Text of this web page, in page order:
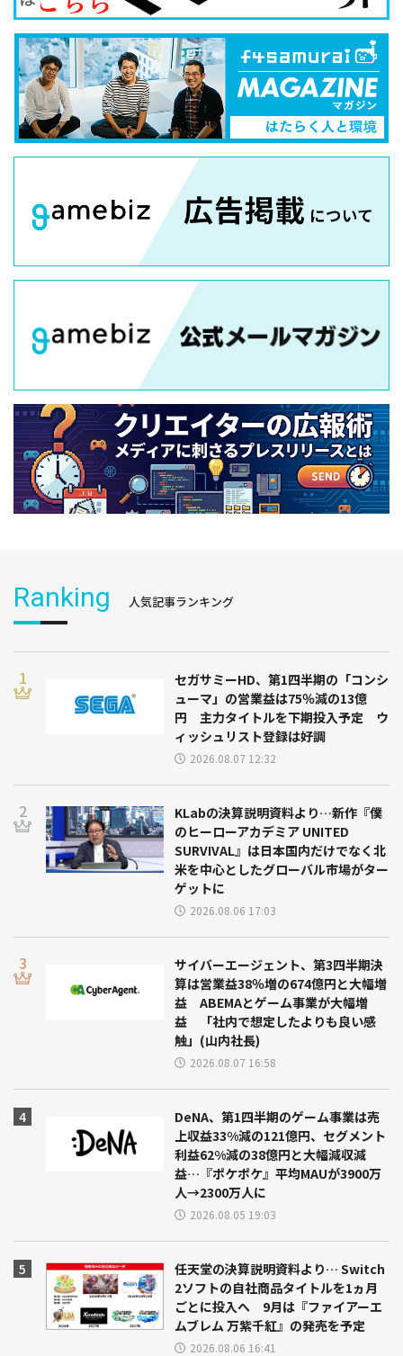
Ranking 人気記事ランキング
セガサミーHD、第1四半期の「コンシ
ューマ」の営業益は75％減の13億
円 主力タイトルを下期投入予定 ウ
ィッシュリスト登録は好調
2026.08.07 12:32
KLabの決算説明資料より…新作『僕
のヒーローアカデミア UNITED
SURVIVAL』は日本国内だけでなく北
米を中心としたグローバル市場がター
ゲットに
2026.08.06 17:03
サイバーエージェント、第3四半期決
算は営業益38％増の674億円と大幅増
益 ABEMAとゲーム事業が大幅増
益 「社内で想定したよりも良い感
触」(山内社長)
2026.08.07 16:58
DeNA、第1四半期のゲーム事業は売
上収益33%減の121億円、セグメント
利益62%減の38億円と大幅減収減
益…『ポケポケ』平均MAUが3900万
人→2300万人に
2026.08.05 19:03
任天堂の決算説明資料より… Switch
2ソフトの自社商品タイトルを1ヵ月
ごとに投入へ 9月は『ファイアーエ
ムブレム 万紫千紅』の発売を予定
2026.08.06 16:41